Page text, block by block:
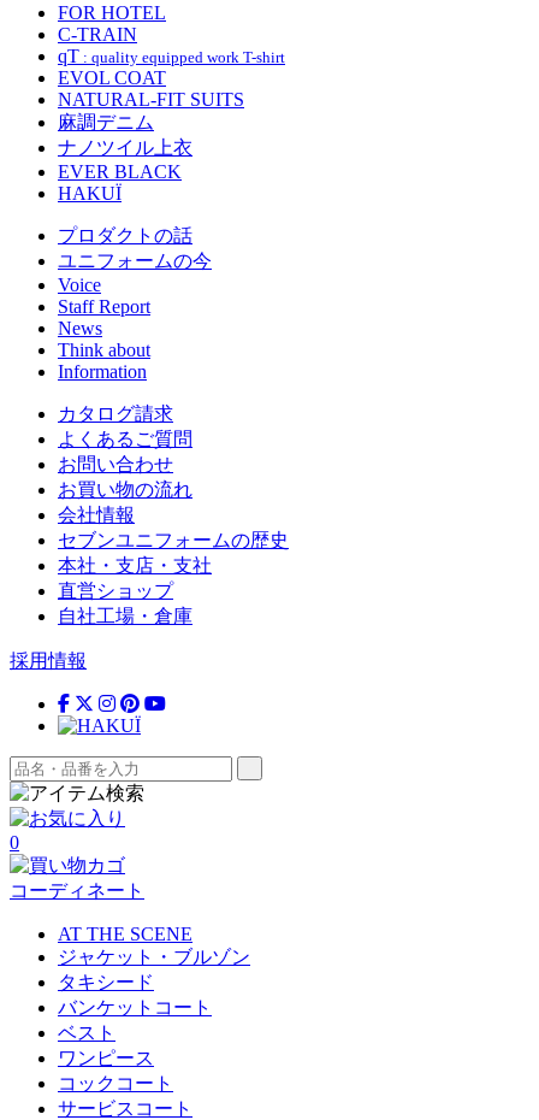
FOR HOTEL
C-TRAIN
qT : quality equipped work T-shirt
EVOL COAT
NATURAL-FIT SUITS
麻調デニム
ナノツイル上衣
EVER BLACK
HAKUÏ
プロダクトの話
ユニフォームの今
Voice
Staff Report
News
Think about
Information
カタログ請求
よくあるご質問
お問い合わせ
お買い物の流れ
会社情報
セブンユニフォームの歴史
本社・支店・支社
直営ショップ
自社工場・倉庫
採用情報
0
コーディネート
AT THE SCENE
ジャケット・ブルゾン
タキシード
バンケットコート
ベスト
ワンピース
コックコート
サービスコート